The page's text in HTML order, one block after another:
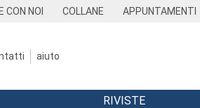
CON NOI COLLANE APPUNTAMENTI
aiuto
RIVISTE